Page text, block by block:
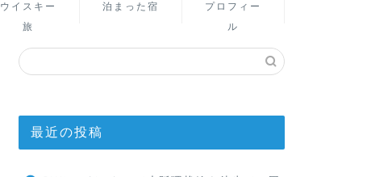
ウイスキー
旅
泊まった宿
プロフィー
ル
最近の投稿